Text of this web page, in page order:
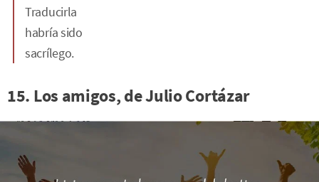
Traducirla
habría sido
sacrílego.
15. Los amigos, de Julio Cortázar